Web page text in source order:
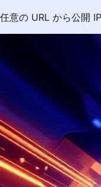
任意の URL から公開